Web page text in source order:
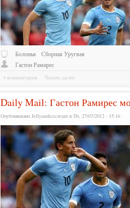
Болонья
Сборная Уругвая
Гастон Рамирес
4 комментария Читать далее
Daily Mail: Гастон Рамирес
Опубликовано Jellyandicecream в Пт, 27/07/2012 - 15:16